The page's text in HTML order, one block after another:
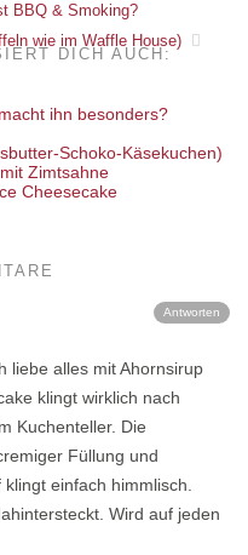
BBQ & Smoking?
wie im Waffle House)
DICH AUCH:
ihn besonders?
Schoko-Käsekuchen)
Cheesecake
Antworten
liebe alles mit Ahornsirup
klingt wirklich nach
Kuchenteller. Die
Füllung und
einfach himmlisch.
Wird auf jeden